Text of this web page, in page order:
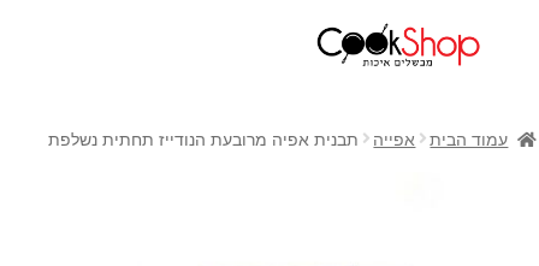
חנות
עמוד הבית אפייה תבנית אפיה מרובעת הנודייז תחתית נשלפת